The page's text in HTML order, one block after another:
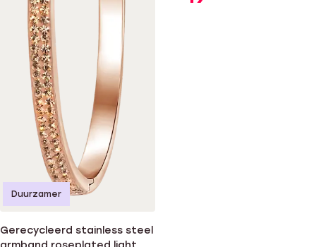
Gerecycleerd stainless steel
Duurzamer